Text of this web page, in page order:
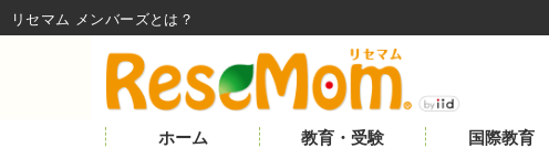
ホーム 教育・受験 国際教育
リセマム メンバーズ